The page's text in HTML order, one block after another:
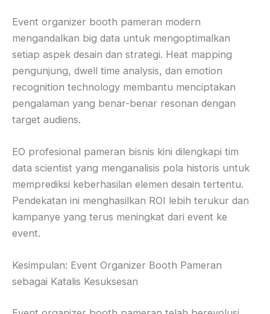
Event organizer booth pameran modern
mengandalkan big data untuk mengoptimalkan
setiap aspek desain dan strategi. Heat mapping
pengunjung, dwell time analysis, dan emotion
recognition technology membantu menciptakan
pengalaman yang benar-benar resonan dengan
target audiens.
EO profesional pameran bisnis kini dilengkapi tim
data scientist yang menganalisis pola historis untuk
memprediksi keberhasilan elemen desain tertentu.
Pendekatan ini menghasilkan ROI lebih terukur dan
kampanye yang terus meningkat dari event ke
event.
Kesimpulan: Event Organizer Booth Pameran
sebagai Katalis Kesuksesan